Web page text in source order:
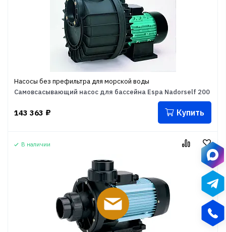
Насосы без префильтра для морской воды
Самовсасывающий насос для бассейна Espa Nadorself 200
143 363 ₽ Купить
В наличии